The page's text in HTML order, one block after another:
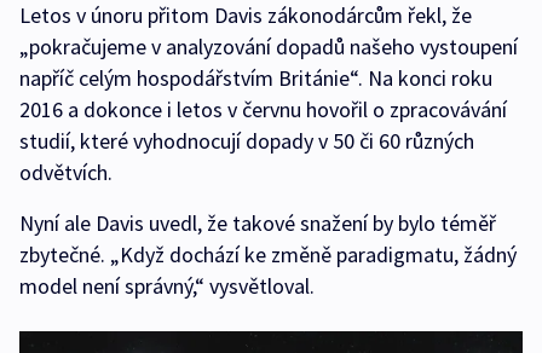
Letos v únoru přitom Davis zákonodárcům řekl, že
„pokračujeme v analyzování dopadů našeho vystoupení
napříč celým hospodářstvím Británie“. Na konci roku
2016 a dokonce i letos v červnu hovořil o zpracovávání
studií, které vyhodnocují dopady v 50 či 60 různých
odvětvích.
Nyní ale Davis uvedl, že takové snažení by bylo téměř
zbytečné. „Když dochází ke změně paradigmatu, žádný
model není správný,“ vysvětloval.